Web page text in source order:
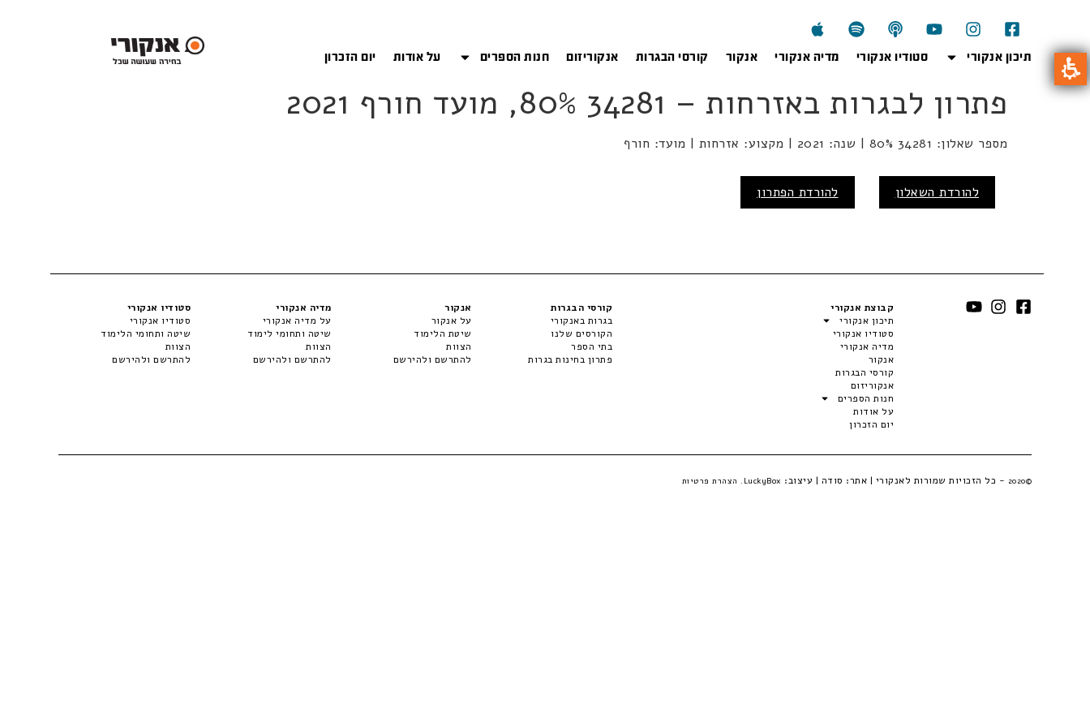
תיכון אנקורי סטודיו אנקורי מדיה אנקורי אנקור קורסי הבגרות אנקוריזום חנות הספרים על אודות יום הזכרון
פתרון לבגרות באזרחות – 34281 80%, מועד חורף 2021
מספר שאלון: 34281 80% | שנה: 2021 | מקצוע: אזרחות | מועד: חורף
להורדת השאלון להורדת הפתרון
קבוצת אנקורי
תיכון אנקורי
סטודיו אנקורי
מדיה אנקורי
אנקור
קורסי הבגרות
אנקוריזום
חנות הספרים
על אודות
יום הזכרון
קורסי הבגרות
בגרות באנקורי
הקורסים שלנו
בתי הספר
פתרון בחינות בגרות
אנקור
על אנקור
שיטת הלימוד
הצוות
להתרשם ולהירשם
מדיה אנקורי
על מדיה אנקורי
שיטה ותחומי לימוד
הצוות
להתרשם ולהירשם
סטודיו אנקורי
סטודיו אנקורי
שיטה ותחומי הלימוד
הצוות
להתרשם ולהירשם
©2020 - כל הזכויות שמורות לאנקורי | אתר: סודה | עיצוב: LuckyBox. הצהרת פרטיות